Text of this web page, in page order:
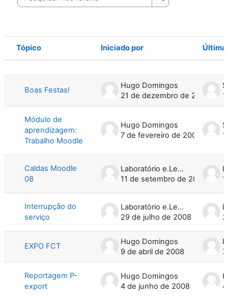
Pesquisar nos
Estado
Tópico Iniciado por Última
Boas Festas!
Hugo Domingos
21 de dezembro de 2007
Módulo de
aprendizagem:
Trabalho Moodle
Hugo Domingos
7 de fevereiro de 2007
Caldas Moodle
08
Laboratório e.Learning
11 de setembro de 2008
Interrupção do
serviço
Laboratório e.Learning
29 de julho de 2008
EXPO FCT
Hugo Domingos
9 de abril de 2008
Reportagem P-
export
Hugo Domingos
4 de junho de 2008